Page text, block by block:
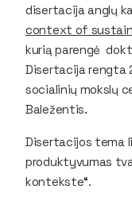
disertacija anglų
context of
kurią parengė
Disertacija rengta
socialinių mokslų
Baležentis.
Disertacijos tema
produktyvumas
kontekste“.